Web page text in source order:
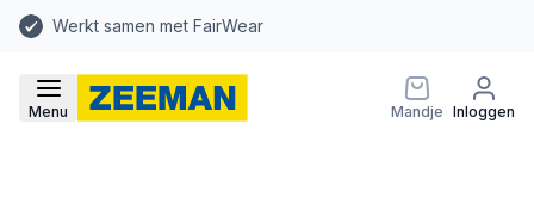
Werkt samen met FairWear
Menu Mandje Inloggen